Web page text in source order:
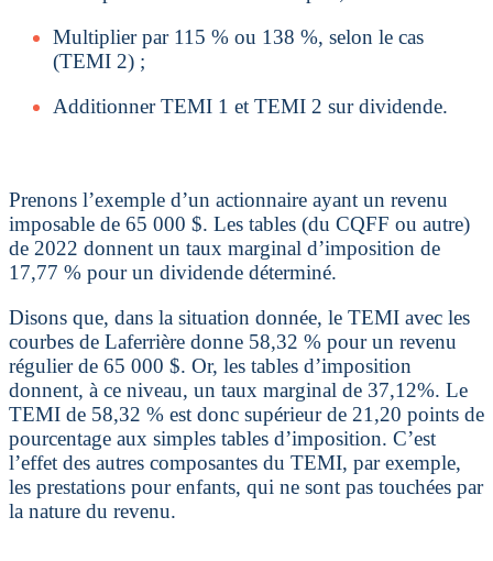
Multiplier par 115 % ou 138 %, selon le cas
(TEMI 2) ;
Additionner TEMI 1 et TEMI 2 sur dividende.
Prenons l’exemple d’un actionnaire ayant un revenu
imposable de 65 000 $. Les tables (du CQFF ou autre)
de 2022 donnent un taux marginal d’imposition de
17,77 % pour un dividende déterminé.
Disons que, dans la situation donnée, le TEMI avec les
courbes de Laferrière donne 58,32 % pour un revenu
régulier de 65 000 $. Or, les tables d’imposition
donnent, à ce niveau, un taux marginal de 37,12%. Le
TEMI de 58,32 % est donc supérieur de 21,20 points de
pourcentage aux simples tables d’imposition. C’est
l’effet des autres composantes du TEMI, par exemple,
les prestations pour enfants, qui ne sont pas touchées par
la nature du revenu.